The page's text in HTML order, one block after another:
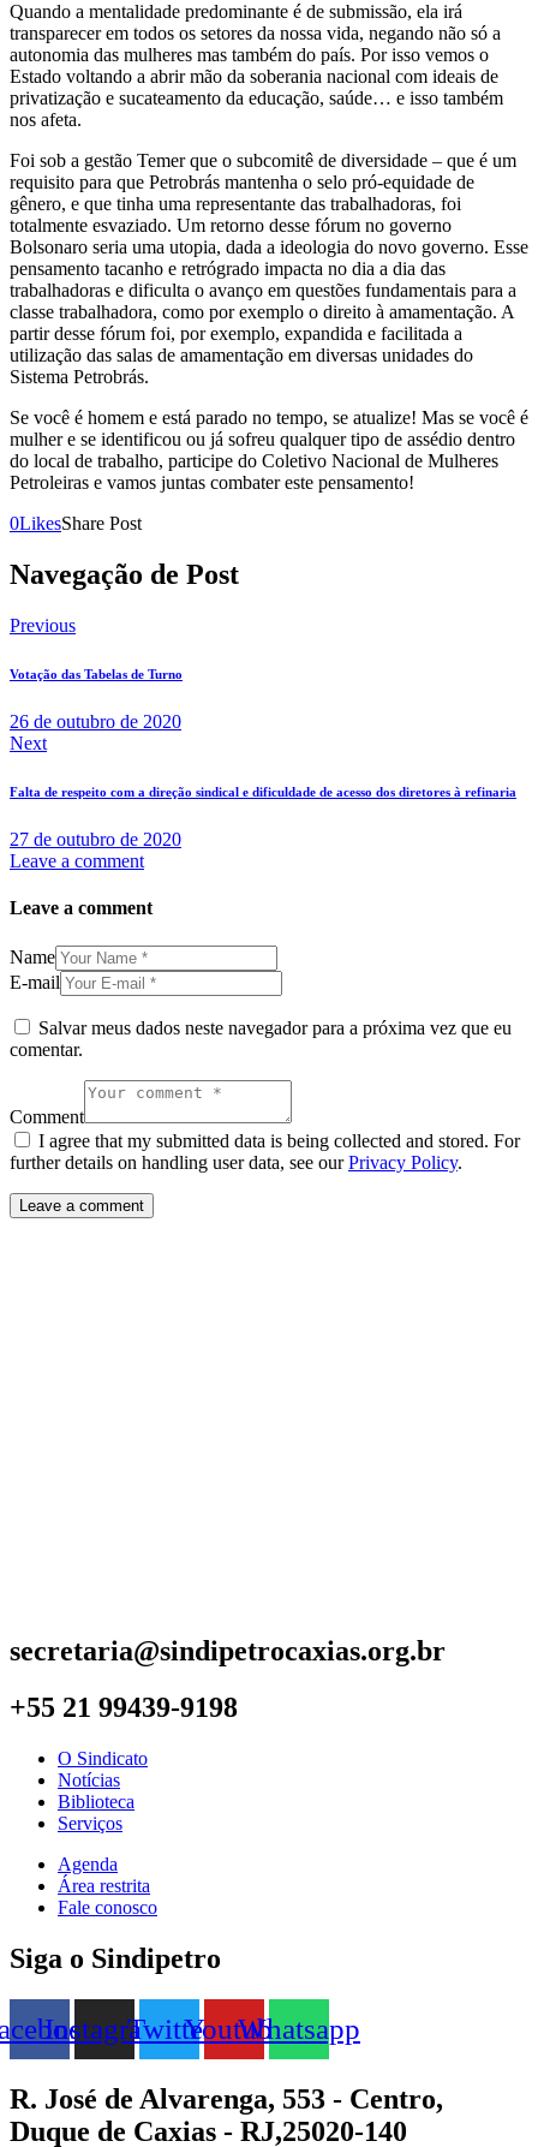
Quando a mentalidade predominante é de submissão, ela irá
transparecer em todos os setores da nossa vida, negando não só a
autonomia das mulheres mas também do país. Por isso vemos o
Estado voltando a abrir mão da soberania nacional com ideais de
privatização e sucateamento da educação, saúde… e isso também
nos afeta.
Foi sob a gestão Temer que o subcomitê de diversidade – que é um
requisito para que Petrobrás mantenha o selo pró-equidade de
gênero, e que tinha uma representante das trabalhadoras, foi
totalmente esvaziado. Um retorno desse fórum no governo
Bolsonaro seria uma utopia, dada a ideologia do novo governo. Esse
pensamento tacanho e retrógrado impacta no dia a dia das
trabalhadoras e dificulta o avanço em questões fundamentais para a
classe trabalhadora, como por exemplo o direito à amamentação. A
partir desse fórum foi, por exemplo, expandida e facilitada a
utilização das salas de amamentação em diversas unidades do
Sistema Petrobrás.
Se você é homem e está parado no tempo, se atualize! Mas se você é
mulher e se identificou ou já sofreu qualquer tipo de assédio dentro
do local de trabalho, participe do Coletivo Nacional de Mulheres
Petroleiras e vamos juntas combater este pensamento!
0LikesShare Post
Navegação de Post
Previous
Votação das Tabelas de Turno
26 de outubro de 2020
Next
Falta de respeito com a direção sindical e dificuldade de acesso dos diretores à refinaria
27 de outubro de 2020
Leave a comment
Leave a comment
Name
E-mail
Salvar meus dados neste navegador para a próxima vez que eu
comentar.
Comment
I agree that my submitted data is being collected and stored. For
further details on handling user data, see ourPrivacy Policy.
secretaria@sindipetrocaxias.org.br
+55 21 99439-9198
O Sindicato
Notícias
Biblioteca
Serviços
Agenda
Área restrita
Fale conosco
Siga o Sindipetro
InstagramTwitterYoutubeWhatsapp
R. José de Alvarenga, 553 - Centro,
Duque de Caxias - RJ,25020-140